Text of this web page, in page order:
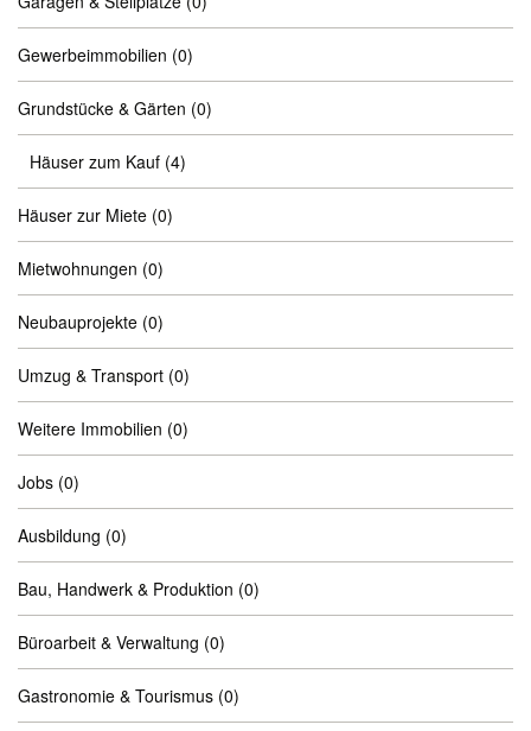
Gewerbeimmobilien (0)
Grundstücke & Gärten (0)
Häuser zum Kauf (4)
Häuser zur Miete (0)
Mietwohnungen (0)
Neubauprojekte (0)
Umzug & Transport (0)
Weitere Immobilien (0)
Jobs (0)
Ausbildung (0)
Bau, Handwerk & Produktion (0)
Büroarbeit & Verwaltung (0)
Gastronomie & Tourismus (0)